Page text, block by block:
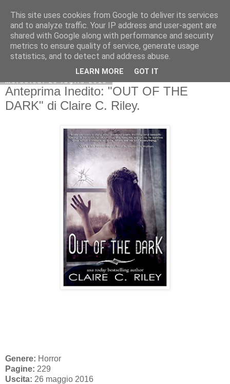
mercoledì 20 luglio 2016
Anteprima Inedito: "OUT OF THE
DARK" di Claire C. Riley.
Genere: Horror
Pagine: 229
Uscita: 26 maggio 2016
This site uses cookies from Google to deliver its services
and to analyze traffic. Your IP address and user-agent are
shared with Google along with performance and security
metrics to ensure quality of service, generate usage
statistics, and to detect and address abuse.
LEARN MORE GOT IT